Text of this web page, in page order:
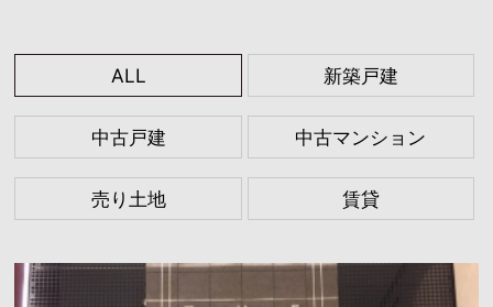
ALL 新築戸建
中古戸建 中古マンション
売り土地 賃貸